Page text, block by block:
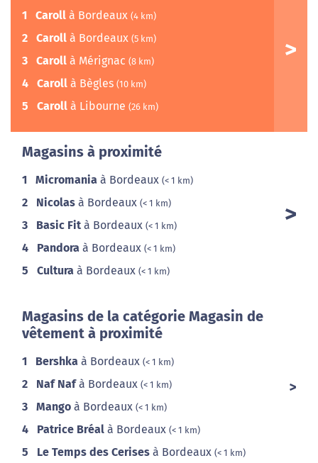
1 Caroll à Bordeaux (4 km)
2 Caroll à Bordeaux (5 km)
3 Caroll à Mérignac (8 km)
4 Caroll à Bègles (10 km)
5 Caroll à Libourne (26 km)
Magasins à proximité
1 Micromania à Bordeaux (< 1 km)
2 Nicolas à Bordeaux (< 1 km)
3 Basic Fit à Bordeaux (< 1 km)
4 Pandora à Bordeaux (< 1 km)
5 Cultura à Bordeaux (< 1 km)
Magasins de la catégorie Magasin de
vêtement à proximité
1 Bershka à Bordeaux (< 1 km)
2 Naf Nafà Bordeaux (< 1 km)
3 Mango à Bordeaux (< 1 km)
4 Patrice Bréal à Bordeaux (< 1 km)
5 Le Temps des Cerises à Bordeaux (< 1 km)